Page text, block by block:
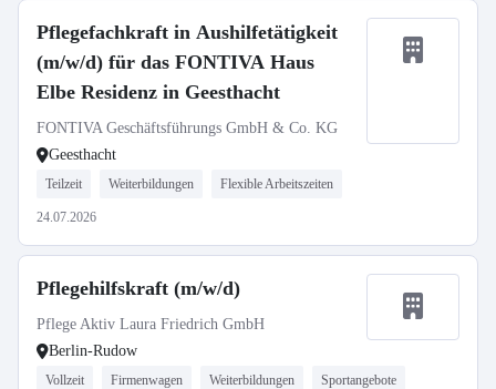
Pflegefachkraft in Aushilfetätigkeit
(m/w/d) für das FONTIVA Haus
Elbe Residenz in Geesthacht
FONTIVA Geschäftsführungs GmbH & Co. KG
Geesthacht
Teilzeit Weiterbildungen Flexible Arbeitszeiten
24.07.2026
Pflegehilfskraft (m/w/d)
Pflege Aktiv Laura Friedrich GmbH
Berlin-Rudow
Vollzeit Firmenwagen Weiterbildungen Sportangebote